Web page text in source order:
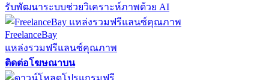
รับพัฒนาระบบช่วยวิเคราะห์ภาพด้วย AI
FreelanceBay
แหล่งรวมฟรีแลนซ์คุณภาพ
ติดต่อโฆษณาบน